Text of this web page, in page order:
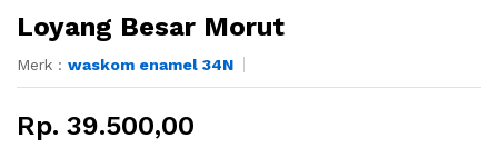
Loyang Besar Morut
Merk : waskom enamel 34N
Rp. 39.500,00